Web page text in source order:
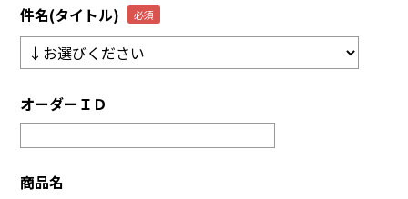
件名(タイトル)
オーダーＩＤ
商品名